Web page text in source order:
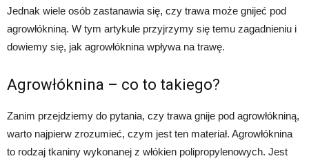
Jednak wiele osób zastanawia się, czy trawa może gnijeć pod
agrowłókniną. W tym artykule przyjrzymy się temu zagadnieniu i
dowiemy się, jak agrowłóknina wpływa na trawę.
Agrowłóknina – co to takiego?
Zanim przejdziemy do pytania, czy trawa gnije pod agrowłókniną,
warto najpierw zrozumieć, czym jest ten materiał. Agrowłóknina
to rodzaj tkaniny wykonanej z włókien polipropylenowych. Jest